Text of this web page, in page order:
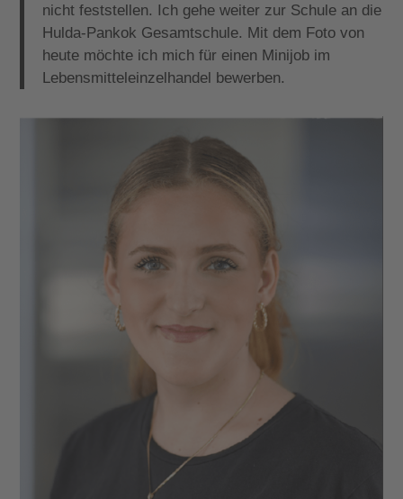
nicht feststellen. Ich gehe weiter zur Schule an die
Hulda-Pankok Gesamtschule. Mit dem Foto von
heute möchte ich mich für einen Minijob im
Lebensmitteleinzelhandel bewerben.